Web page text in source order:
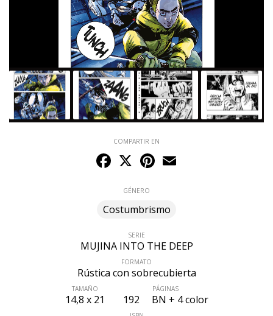
COMPARTIR EN
Facebook
X Pinterest
GÉNERO
Costumbrismo
SERIE
MUJINA INTO THE DEEP
FORMATO
Rústica con sobrecubierta
TAMAÑO
14,8 x 21
PÁGINAS
192 BN + 4 color